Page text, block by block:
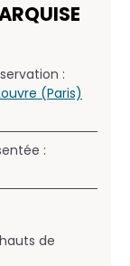
:
(Paris)
:
de